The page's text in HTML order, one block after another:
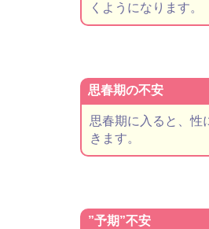
くようになります。
思春期の不安
思春期に入ると、性
きます。
”予期”不安